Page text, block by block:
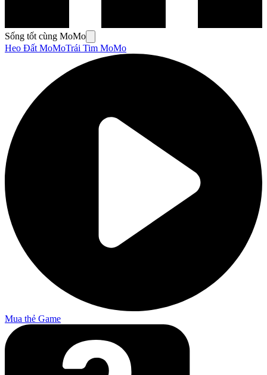
Sống tốt cùng MoMo
Heo Đất MoMoTrái Tim MoMo
Mua thẻ Game